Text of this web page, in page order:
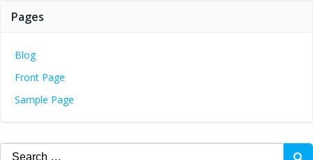
Pages
Blog
Front Page
Sample Page
Search